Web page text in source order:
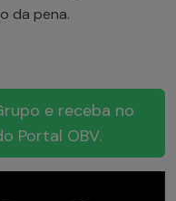
da pena.
e receba no
Portal OBV.